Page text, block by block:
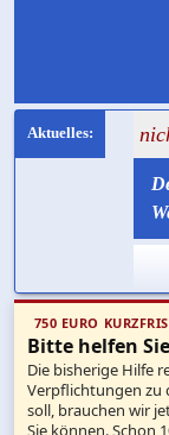
nicht aus
750 EURO
Bitte helfen
Die bisherige Hilfe
Verpflichtungen zu
soll, brauchen wir
Sie können. Schon